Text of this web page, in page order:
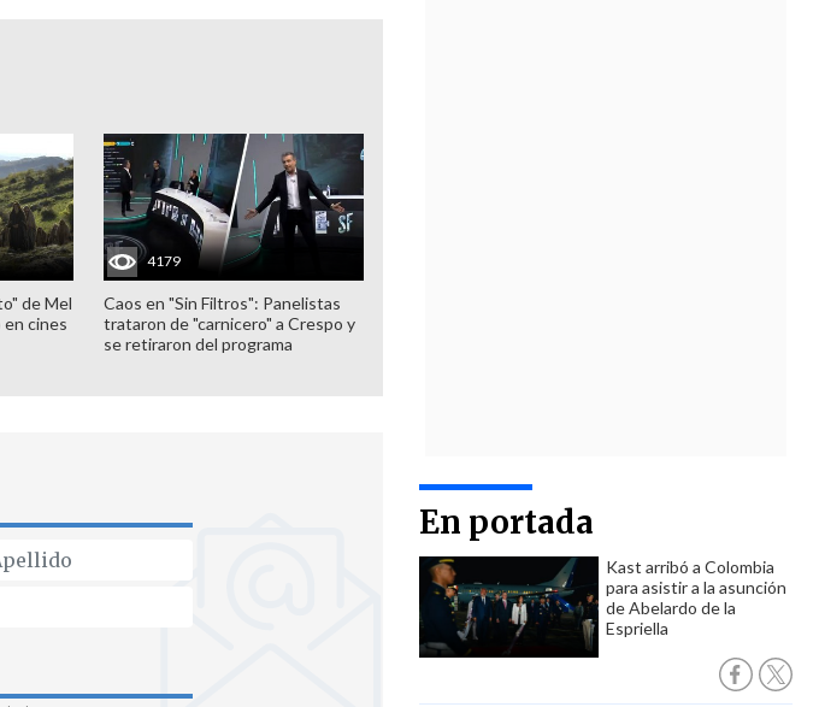
En portada
Kast arribó a Colombia
para asistir a la asunción
de Abelardo de la
Espriella
de Mel
cines
4179
Caos en "Sin Filtros": Panelistas
trataron de "carnicero" a Crespo y
se retiraron del programa